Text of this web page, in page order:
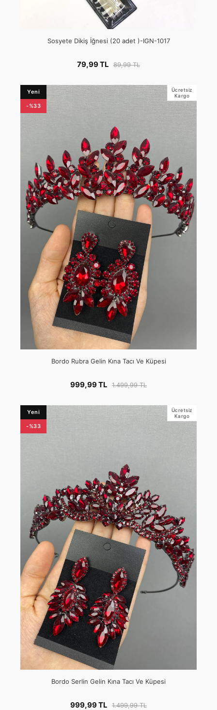
Sosyete Dikiş İğnesi (20 adet )-IGN-1017
79,99 TL 89,99 TL
Yeni
-%33
Ücretsiz
Kargo
Bordo Rubra Gelin Kına Tacı Ve Küpesi
999,99 TL 1.499,99 TL
Yeni
-%33
Ücretsiz
Kargo
Bordo Serlin Gelin Kına Tacı Ve Küpesi
999,99 TL 1.499,99 TL